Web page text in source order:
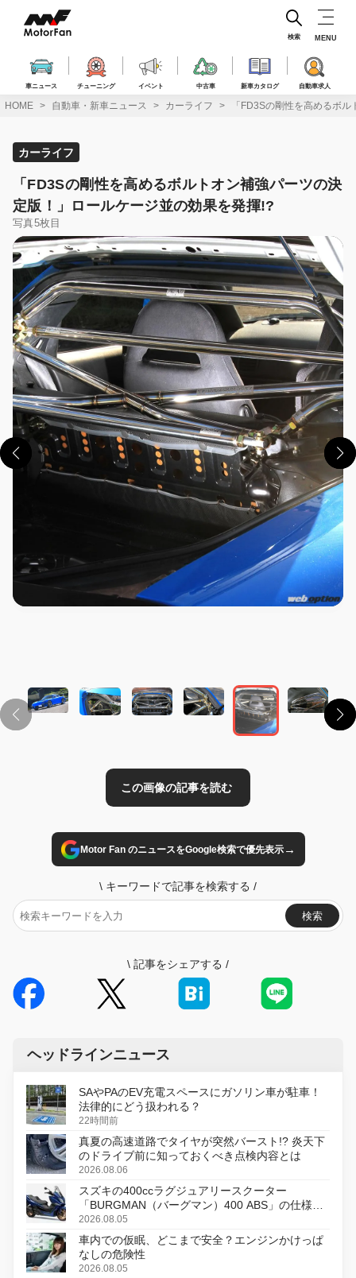
ス
車ニュース チューニング イベント 中古車 新車カタログ 自動車求人
検索 MENU
HOME 自動車・新車ニュース カーライフ 「FD3Sの剛性を高めるボ
カーライフ
「FD3Sの剛性を高めるボルトオン補強パーツの決
定版！」ロールケージ並の効果を発揮!?
写真5枚目
Motor Fan のニュースをGoogle検索で優先表示→
\ キーワードで記事を検索する /
検索
\ 記事をシェアする /
ヘッドラインニュース
SAやPAのEV充電スペースにガソリン車が駐車！
法律的にどう扱われる？
22時間前
真夏の高速道路でタイヤが突然バースト!? 炎天下
のドライブ前に知っておくべき点検内容とは
2026.08.06
スズキの400ccラグジュアリースクーター
「BURGMAN（バーグマン）400 ABS」の仕様を
変更し、8月18日に発売
2026.08.05
車内での仮眠、どこまで安全？エンジンかけっぱ
なしの危険性
2026.08.05